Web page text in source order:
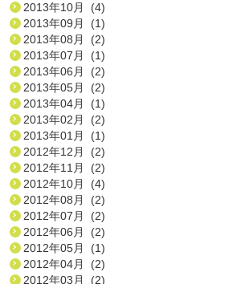
2013年10月 (4)
2013年09月 (1)
2013年08月 (2)
2013年07月 (1)
2013年06月 (2)
2013年05月 (2)
2013年04月 (1)
2013年02月 (2)
2013年01月 (1)
2012年12月 (2)
2012年11月 (2)
2012年10月 (4)
2012年08月 (2)
2012年07月 (2)
2012年06月 (2)
2012年05月 (1)
2012年04月 (2)
2012年03月 (2)